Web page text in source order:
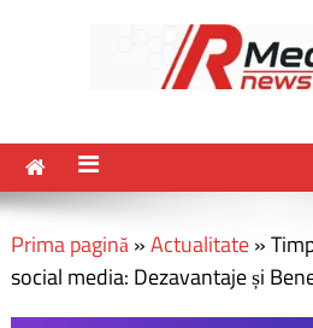
Prima pagină»Actualitate»
social media: Dezavantaje și